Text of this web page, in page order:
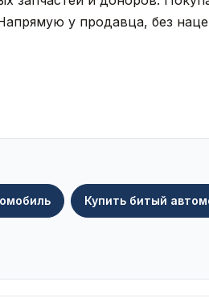
у продавца, без
Купить битый